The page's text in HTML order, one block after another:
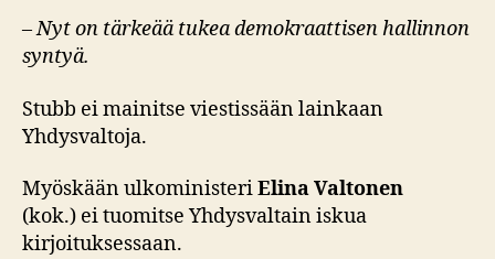
–Nyt on tärkeää tukea demokraattisen hallinnon
syntyä.
Stubb ei mainitse viestissään lainkaan
Yhdysvaltoja.
Myöskään ulkoministeriElina Valtonen
(kok.) ei tuomitse Yhdysvaltain iskua
kirjoituksessaan.